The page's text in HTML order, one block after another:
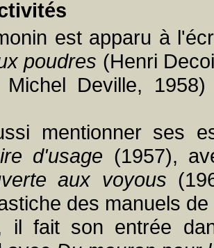
est apparu à
poudres (Henri
Michel Deville,
mentionner ses
d'usage (1957),
aux voyous
des manuels
il fait son entrée